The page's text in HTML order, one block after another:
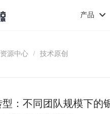
产品
资源中心 / 技术原创
型：不同团队规模下的